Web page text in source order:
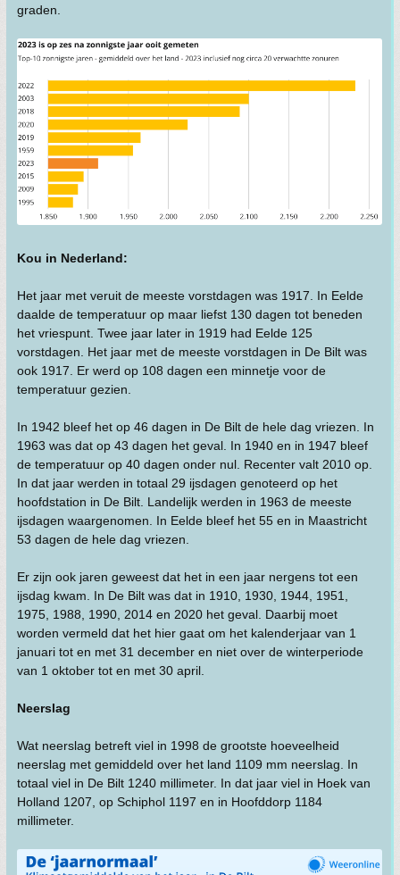
graden.
Kou in Nederland:
Het jaar met veruit de meeste vorstdagen was 1917. In Eelde
daalde de temperatuur op maar liefst 130 dagen tot beneden
het vriespunt. Twee jaar later in 1919 had Eelde 125
vorstdagen. Het jaar met de meeste vorstdagen in De Bilt was
ook 1917. Er werd op 108 dagen een minnetje voor de
temperatuur gezien.
In 1942 bleef het op 46 dagen in De Bilt de hele dag vriezen. In
1963 was dat op 43 dagen het geval. In 1940 en in 1947 bleef
de temperatuur op 40 dagen onder nul. Recenter valt 2010 op.
In dat jaar werden in totaal 29 ijsdagen genoteerd op het
hoofdstation in De Bilt. Landelijk werden in 1963 de meeste
ijsdagen waargenomen. In Eelde bleef het 55 en in Maastricht
53 dagen de hele dag vriezen.
Er zijn ook jaren geweest dat het in een jaar nergens tot een
ijsdag kwam. In De Bilt was dat in 1910, 1930, 1944, 1951,
1975, 1988, 1990, 2014 en 2020 het geval. Daarbij moet
worden vermeld dat het hier gaat om het kalenderjaar van 1
januari tot en met 31 december en niet over de winterperiode
van 1 oktober tot en met 30 april.
Neerslag
Wat neerslag betreft viel in 1998 de grootste hoeveelheid
neerslag met gemiddeld over het land 1109 mm neerslag. In
totaal viel in De Bilt 1240 millimeter. In dat jaar viel in Hoek van
Holland 1207, op Schiphol 1197 en in Hoofddorp 1184
millimeter.